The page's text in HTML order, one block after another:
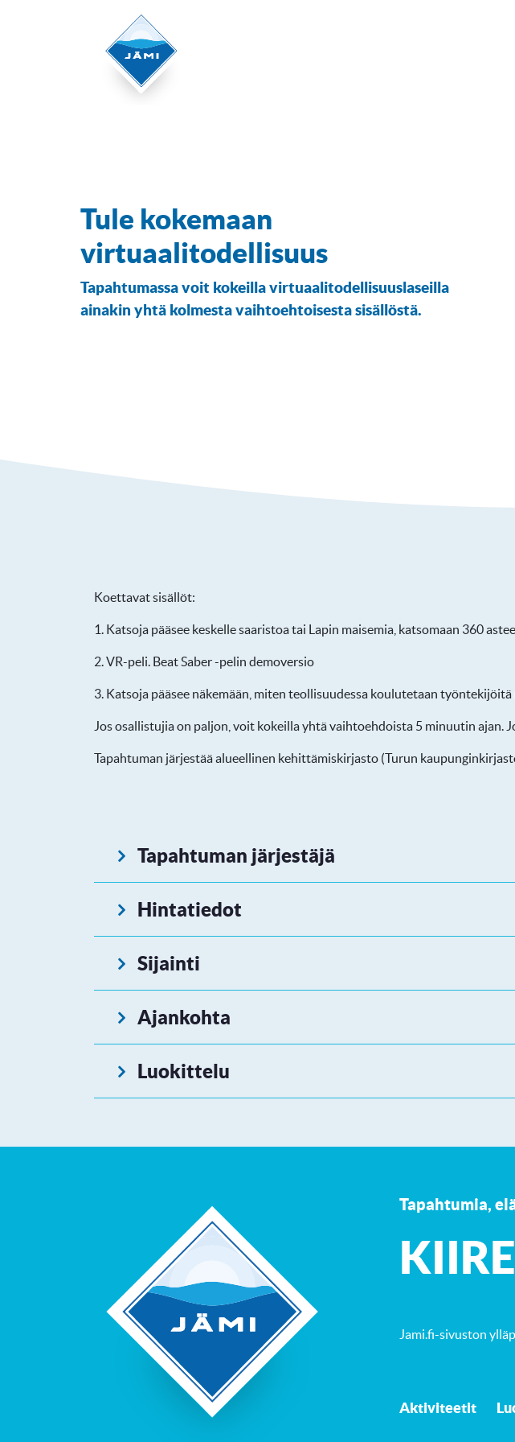
Tule kokemaan
virtuaalitodellisuus
Tapahtumassa voit kokeilla virtuaalitodellisuuslaseilla
ainakin yhtä kolmesta vaihtoehtoisesta sisällöstä.
Koettavat sisällöt:
1. Katsoja pääsee keskelle saaristoa tai Lapin maisemia, katsomaan 360
2. VR-peli. Beat Saber -pelin demoversio
3. Katsoja pääsee näkemään, miten teollisuudessa koulutetaan
Jos osallistujia on paljon, voit kokeilla yhtä vaihtoehdoista 5 minuutin ajan.
Tapahtuman järjestää alueellinen kehittämiskirjasto (Turun
Tapahtuman järjestäjä
Hintatiedot
Sijainti
Ajankohta
Luokittelu
Tapahtumia,
K
Jami.fi-sivuston
Aktiviteetit